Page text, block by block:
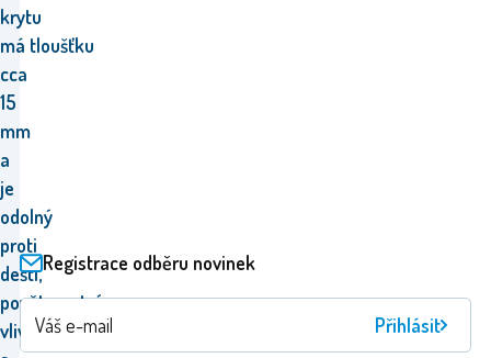
krytu
má tloušťku
cca
15
mm
a
je
odolný
proti
dešti,
povětrnostním
vlivům
Registrace odběru novinek
Přihlásit